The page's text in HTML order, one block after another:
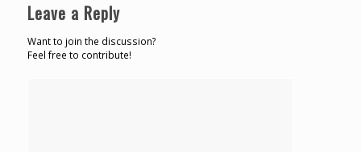
Leave a Reply
Want to join the discussion?
Feel free to contribute!